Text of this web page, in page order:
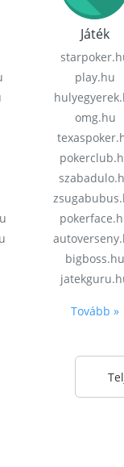
Játék
play.hu
omg.hu
bigboss.hu
Tovább »